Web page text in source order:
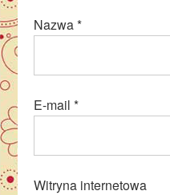
Nazwa*
E-mail*
Witryna internetowa